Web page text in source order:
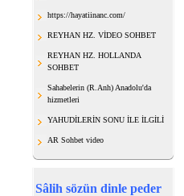
https://hayatiinanc.com/
REYHAN HZ. VİDEO SOHBET
REYHAN HZ. HOLLANDA
SOHBET
Sahabelerin (R.Anh) Anadolu'da
hizmetleri
YAHUDİLERİN SONU İLE İLGİLİ
AR Sohbet video
Sâlih sözün dinle peder